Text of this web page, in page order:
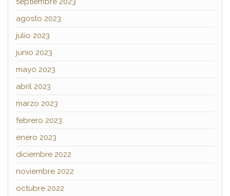
agosto 2023
julio 2023
junio 2023
mayo 2023
abril 2023
marzo 2023
febrero 2023
enero 2023
diciembre 2022
noviembre 2022
octubre 2022